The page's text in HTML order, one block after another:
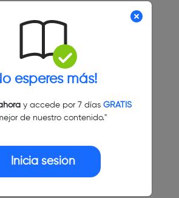
esperes más!
y accede por 7 días GRATIS
de nuestro contenido."
Inicia sesión